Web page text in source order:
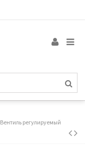
Вентиль регулируемый